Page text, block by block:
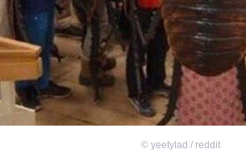
© yeetylad / reddit